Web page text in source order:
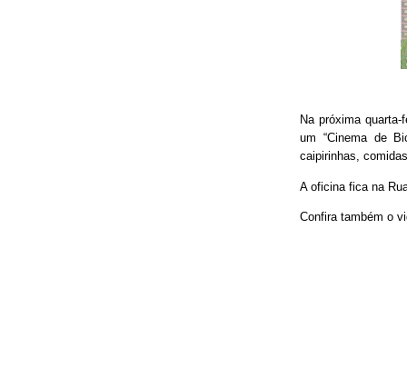
Na próxima
um “Cinema de
caipirinhas,
A oficina fica na
Confira também o